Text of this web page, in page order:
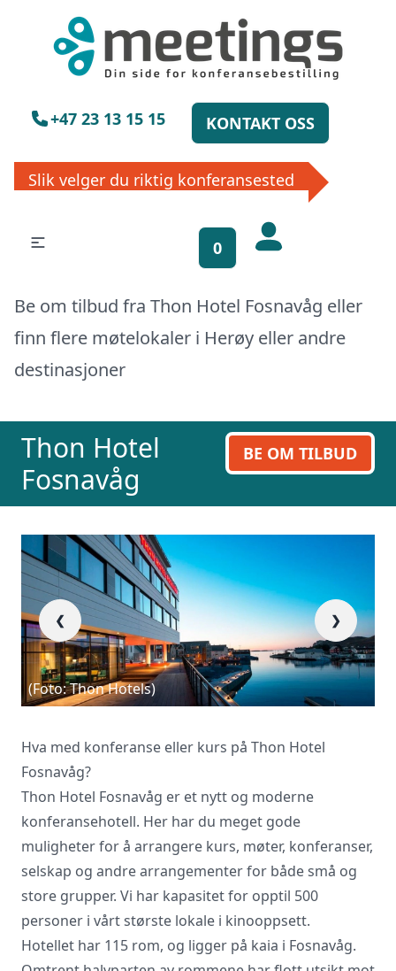
+47 23 13 15 15 KONTAKT OSS
Slik velger du riktig konferansested
0
Be om tilbud fra Thon Hotel Fosnavåg eller
finn flere møtelokaler i Herøy eller andre
destinasjoner
Thon Hotel
Fosnavåg
BE OM TILBUD
Vennligst vent
❮ ❯
(Foto: Thon Hotels)
Hva med konferanse eller kurs på Thon Hotel
Fosnavåg?
Thon Hotel Fosnavåg er et nytt og moderne
konferansehotell. Her har du meget gode
muligheter for å arrangere kurs, møter, konferanser,
selskap og andre arrangementer for både små og
store grupper. Vi har kapasitet for opptil 500
personer i vårt største lokale i kinooppsett.
Hotellet har 115 rom, og ligger på kaia i Fosnavåg.
Få gratis
bookinghjelp, send
stedet til ditt neste møte, konferanse
eller event. Vi er klare til å hjelpe deg,
ring oss på 23 13 15 15.
Vi innhenter uforpliktende tilbud, gir
råd og forhandler priser og
betingelser, bestiller på ønsket sted,
gjennomgår kontrakt og følger opp
viktige frister. Tjenesten er kostnadsfri
for deg som kunde, og det er ingen